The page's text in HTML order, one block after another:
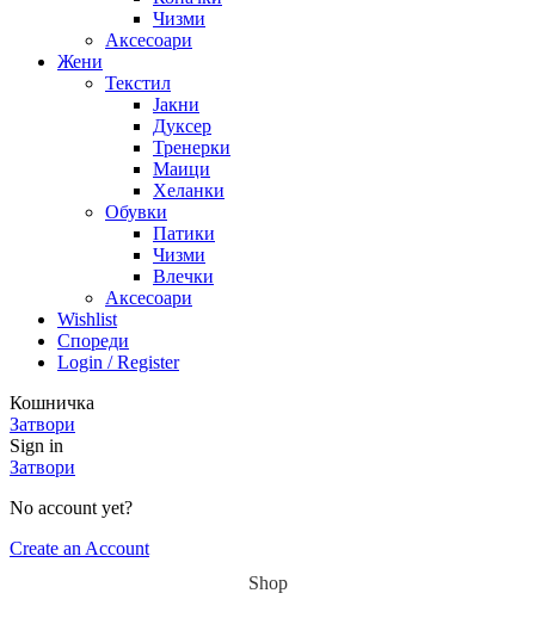
Чизми
Аксесоари
Жени
Текстил
Јакни
Дуксер
Тренерки
Маици
Хеланки
Обувки
Патики
Чизми
Влечки
Аксесоари
Wishlist
Спореди
Login / Register
Кошничка
Затвори
Sign in
Затвори
No account yet?
Create an Account
Shop